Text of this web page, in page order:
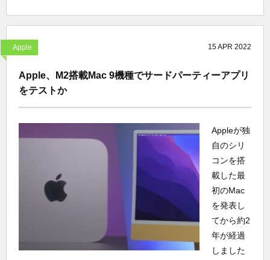
Apple 15APR 2022
Apple、M2搭載Mac 9機種でサードパーティーアプリ
をテストか
Appleが独
自のシリ
コンを搭
載した最
初のMac
を発表し
てから約2
年が経過
しました